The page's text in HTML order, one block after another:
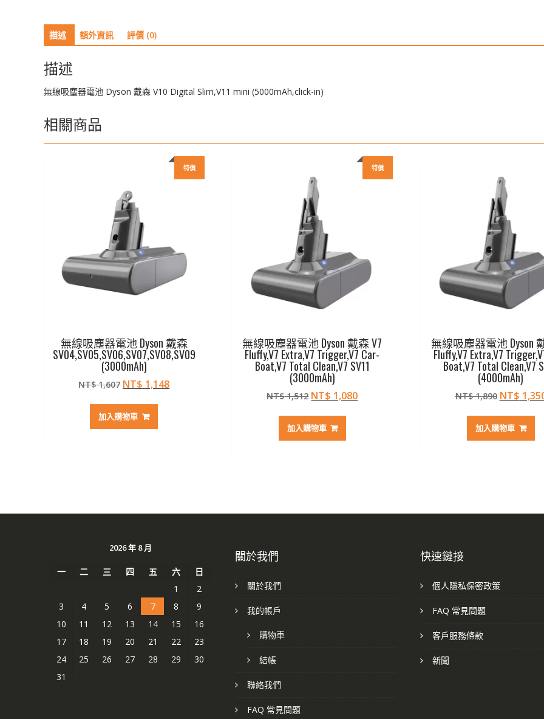
描述 額外資訊 評價 (0)
描述
無線吸塵器電池 Dyson 戴森 V10 Digital Slim,V11 mini (5000mAh,click-in)
相關商品
特價
無線吸塵器電池 Dyson 戴森
SV04,SV05,SV06,SV07,SV08,SV09
(3000mAh)
NT$1,607 原
價
格：
NT$ 1,148目
加入購物車
特價
無線吸塵器電池 Dyson 戴森 V7
Fluffy,V7 Extra,V7 Trigger,V7 Car-
Boat,V7 Total Clean,V7 SV11
(3000mAh)
NT$1,512 原
價
格：
NT$ 1,080目
加入購物車
無線吸塵器電池 Dyson
Fluffy,V7 Extra,V7
Boat,V7 Total Clean,V7
(4000mAh)
NT$1,890 原
價
格：
NT$
加入購物車
2026 年 8 月
一 二 三 四 五 六
日
1
2
3
4 5 6 7 8
9
10
11 12 13 14 15
16
17
18 19 20 21 22
23
24
25 26 27 28 29
30
31
關於我們
關於我們
我的帳戶
購物車
結帳
聯絡我們
FAQ 常見問題
快速鏈接
個人隱私保密政策
FAQ 常見問題
客戶服務條款
新聞